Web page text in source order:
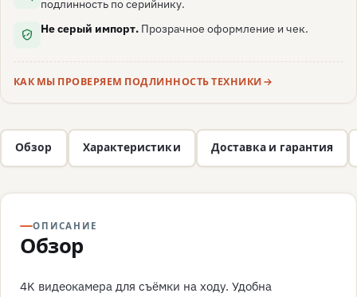
подлинность по серийнику.
Не серый импорт. Прозрачное оформление и чек.
КАК МЫ ПРОВЕРЯЕМ ПОДЛИННОСТЬ ТЕХНИКИ
Обзор Характеристики Доставка и гарантия
ОПИСАНИЕ
Обзор
4K видеокамера для съёмки на ходу. Удобна